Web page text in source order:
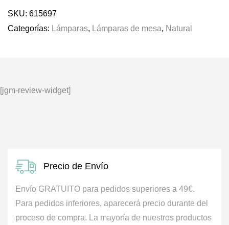
SKU: 615697
Categorías: Lámparas, Lámparas de mesa, Natural
[jgm-review-widget]
Precio de Envío
Envío GRATUITO para pedidos superiores a 49€.
Para pedidos inferiores, aparecerá precio durante del
proceso de compra. La mayoría de nuestros productos